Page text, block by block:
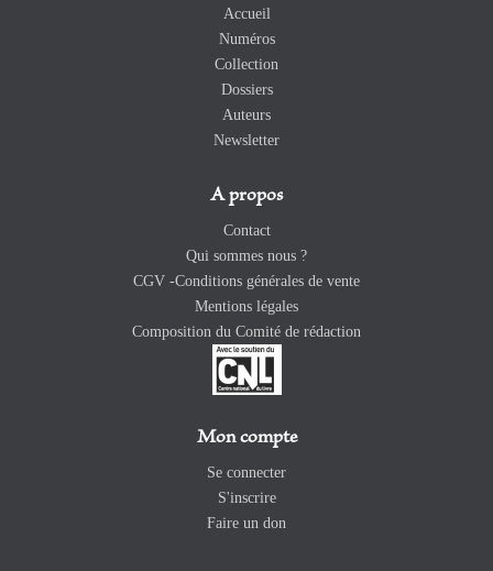
Accueil
Numéros
Collection
Dossiers
Auteurs
Newsletter
A propos
Contact
Qui sommes nous ?
CGV -Conditions générales de vente
Mentions légales
Composition du Comité de rédaction
Mon compte
Se connecter
S'inscrire
Faire un don